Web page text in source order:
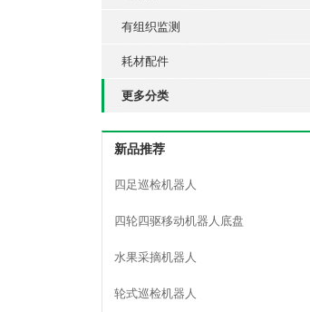
有组织监测
耗材配件
更多分类
新品推荐
四足巡检机器人
四轮四驱移动机器人底盘
水果采摘机器人
轮式巡检机器人